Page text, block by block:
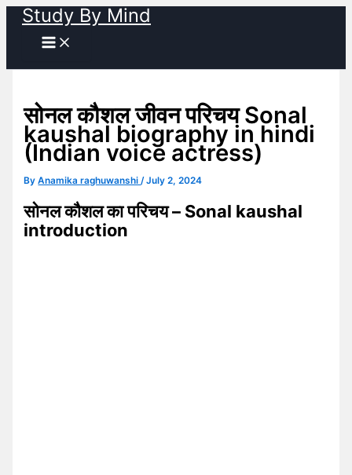
Skip
content
Study By Mind
सोनल कौशल जीवन परिचय Sonal
kaushal biography in hindi
(Indian voice actress)
ByAnamika raghuwanshi/July 2, 2024
सोनल कौशल का परिचय – Sonal kaushal
introduction